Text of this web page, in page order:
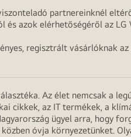
partnereinknél
azok elérhetőségéről az LG
regisztrált vásárlóknak
Az élet nemcsak a
cikkek, az IT termékek, a
ügyel arra, hogy
óvja környezetünket.